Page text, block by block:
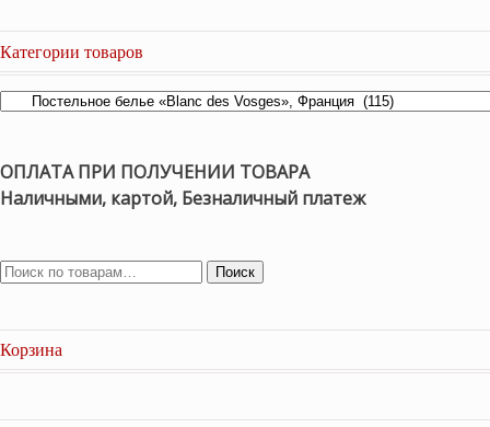
Категории товаров
ОПЛАТА ПРИ ПОЛУЧЕНИИ ТОВАРА
Наличными, картой, Безналичный платеж
Поиск
Корзина